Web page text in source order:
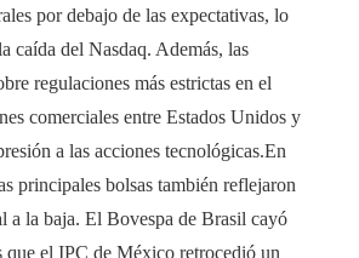
por debajo de las expectativas, lo
caída del Nasdaq. Además, las
regulaciones más estrictas en el
comerciales entre Estados Unidos y
a las acciones tecnológicas.En
principales bolsas también reflejaron
a la baja. El Bovespa de Brasil cayó
que el IPC de México retrocedió un